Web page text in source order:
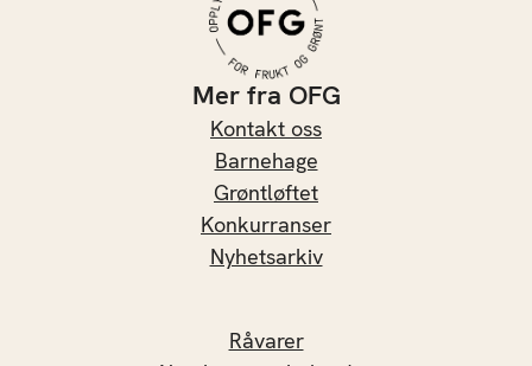
Mer fra OFG
Kontakt oss
Barnehage
Grøntløftet
Konkurranser
Nyhetsarkiv
Råvarer